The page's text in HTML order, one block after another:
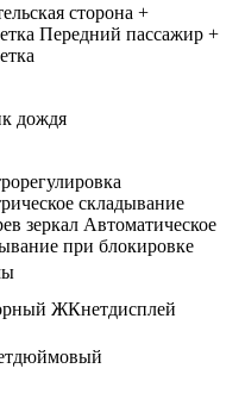
сторона +
Передний пассажир +
дождя
складывание
зеркал Автоматическое
при блокировке
ЖКнетдисплей